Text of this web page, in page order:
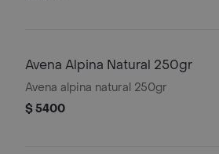
Avena Alpina Natural 250gr
Avena alpina natural 250gr
$ 5400